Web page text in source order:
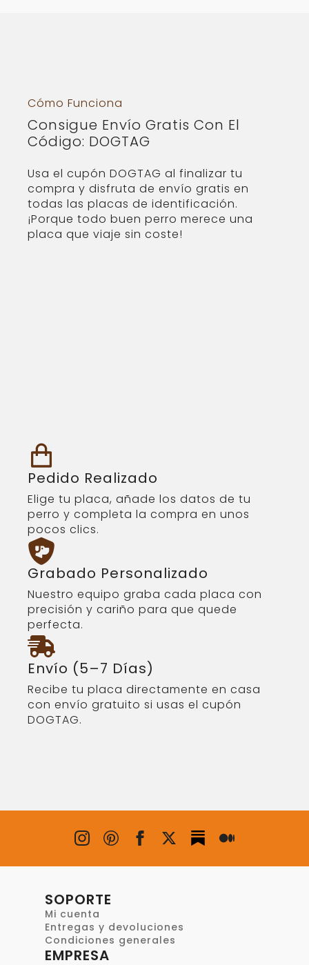
Cómo Funciona
Consigue Envío Gratis Con El
Código: DOGTAG
Usa el cupón DOGTAG al finalizar tu
compra y disfruta de envío gratis en
todas las placas de identificación.
¡Porque todo buen perro merece una
placa que viaje sin coste!
Pedido Realizado
Elige tu placa, añade los datos de tu
perro y completa la compra en unos
pocos clics.
Grabado Personalizado
Nuestro equipo graba cada placa con
precisión y cariño para que quede
perfecta.
Envío (5–7 Días)
Recibe tu placa directamente en casa
con envío gratuito si usas el cupón
DOGTAG.
SOPORTE
Mi cuenta
Entregas y devoluciones
Condiciones generales
EMPRESA